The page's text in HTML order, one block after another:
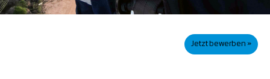
Jetzt bewerben »